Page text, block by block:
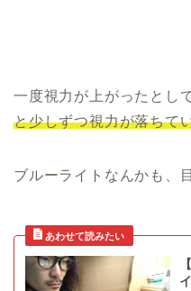
一度視力が上がったとし
と少しずつ視力が落ちて
ブルーライトなんかも、